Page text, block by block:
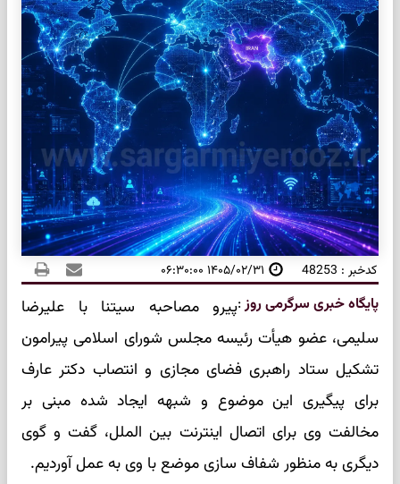
کدخبر : 48253 ۱۴۰۵/۰۲/۳۱ ۰۶:۳۰:۰۰
پایگاه خبری سرگرمی روز:پیرو مصاحبه سیتنا با علیرضا
سلیمی، عضو هیأت رئیسه مجلس شورای اسلامی پیرامون
تشکیل ستاد راهبری فضای مجازی و انتصاب دکتر عارف
برای پیگیری این موضوع و شبهه ایجاد شده مبنی بر
مخالفت وی برای اتصال اینترنت بین الملل، گفت و گوی
دیگری به منظور شفاف سازی موضع با وی به عمل آوردیم.